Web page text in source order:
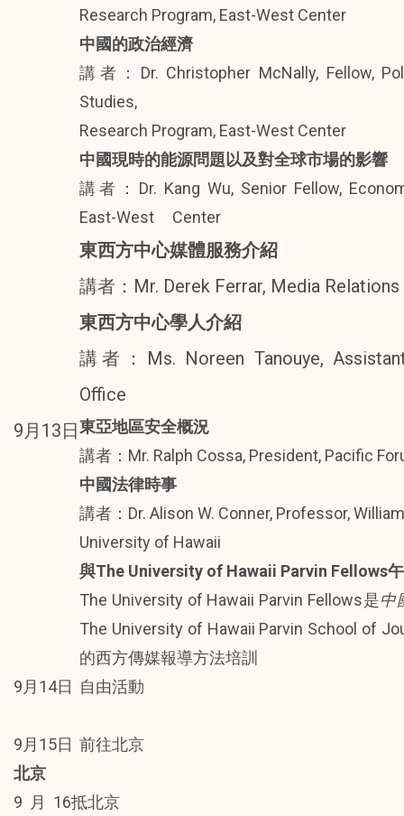
Research Program, East-West Center
中國的政治經濟
講者：Dr. Christopher McNally, Fellow,
Studies,
Research Program, East-West Center
中國現時的能源問題以及對全球市場的影響
講者：Dr. Kang Wu, Senior Fellow,
East-West Center
東西方中心媒體服務介紹
講者：Mr. Derek Ferrar, Media
東西方中心學人介紹
講者：Ms. Noreen Tanouye,
Office
9月13日東亞地區安全概況
講者：Mr. Ralph Cossa, President, Pacific
中國法律時事
講者：Dr. Alison W. Conner, Professor,
University of Hawaii
與The University of Hawaii Parvin Fellows
The University of Hawaii Parvin Fellows是中
The University of Hawaii Parvin School of
的西方傳媒報導方法培訓
9月14日 自由活動
9月15日 前往北京
北京
9月16抵北京